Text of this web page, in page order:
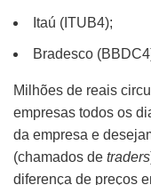
Itaú (ITUB4);
Bradesco
Milhões de reais
empresas todos os
da empresa e
(chamados de traders
diferença de preços